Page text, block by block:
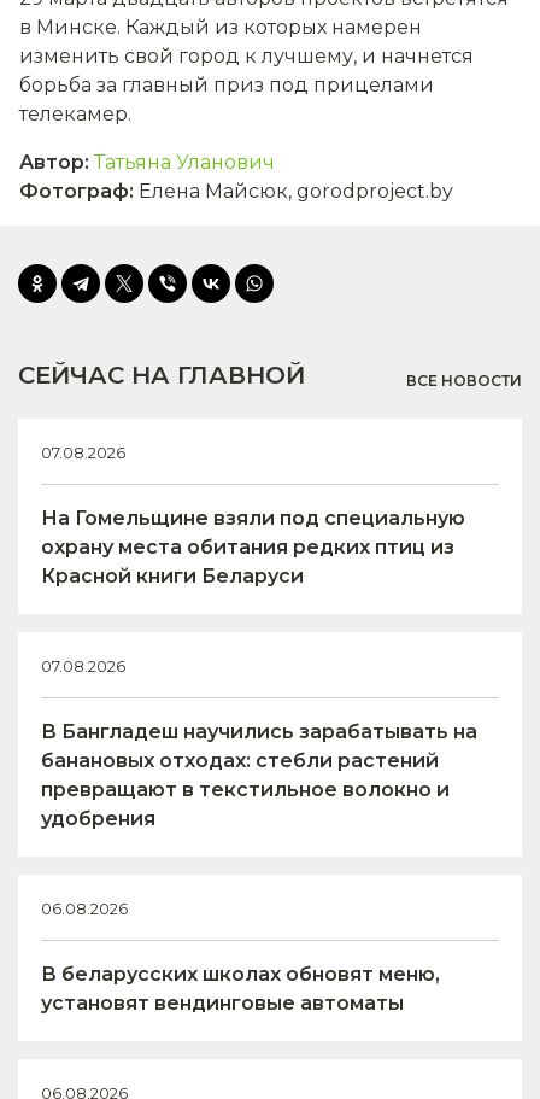
в Минске. Каждый из которых намерен
изменить свой город к лучшему, и начнется
борьба за главный приз под прицелами
телекамер.
Автор: Татьяна Уланович
Фотограф: Елена Майсюк, gorodproject.by
СЕЙЧАС НА ГЛАВНОЙ ВСЕ НОВОСТИ
07.08.2026
На Гомельщине взяли под специальную
охрану места обитания редких птиц из
Красной книги Беларуси
07.08.2026
В Бангладеш научились зарабатывать на
банановых отходах: стебли растений
превращают в текстильное волокно и
удобрения
06.08.2026
В беларусских школах обновят меню,
установят вендинговые автоматы
06.08.2026